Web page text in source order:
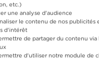
etc.)
une analyse d'audience
le contenu de nos publicités
d'intérêt
de partager du contenu via
d'utiliser notre module de